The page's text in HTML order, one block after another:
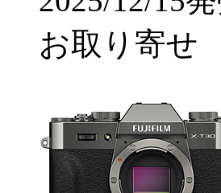
お取り寄せ